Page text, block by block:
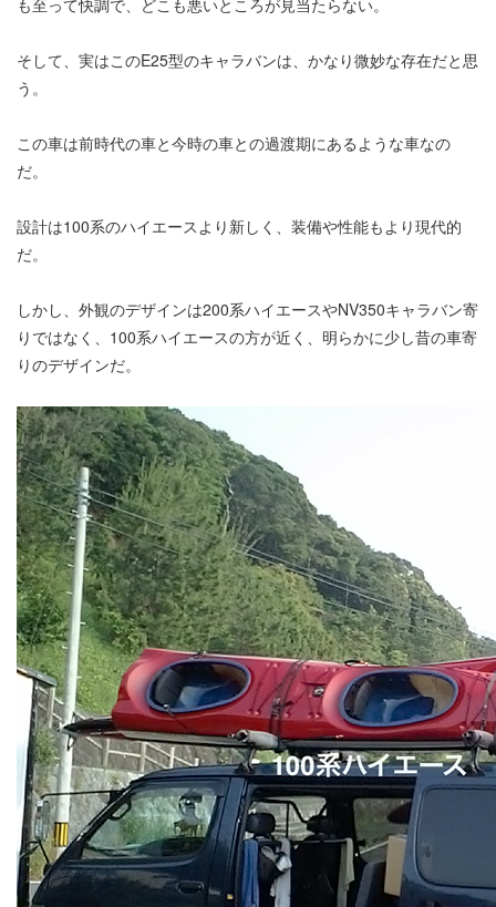
も至って快調で、どこも悪いところが見当たらない。
そして、実はこのE25型のキャラバンは、かなり微妙な存在だと思
う。
この車は前時代の車と今時の車との過渡期にあるような車なの
だ。
設計は100系のハイエースより新しく、装備や性能もより現代的
だ。
しかし、外観のデザインは200系ハイエースやNV350キャラバン寄
りではなく、100系ハイエースの方が近く、明らかに少し昔の車寄
りのデザインだ。